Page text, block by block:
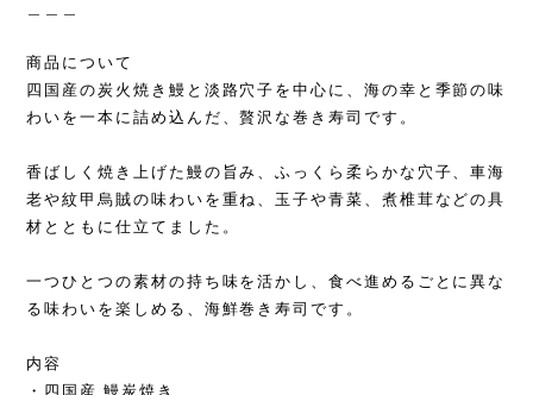
商品について
四国産の炭火焼き鰻と淡路穴子を中心に、海の幸と季節の味
わいを一本に詰め込んだ、贅沢な巻き寿司です。
香ばしく焼き上げた鰻の旨み、ふっくら柔らかな穴子、車海
老や紋甲烏賊の味わいを重ね、玉子や青菜、煮椎茸などの具
材とともに仕立てました。
一つひとつの素材の持ち味を活かし、食べ進めるごとに異な
る味わいを楽しめる、海鮮巻き寿司です。
内容
・四国産 鰻炭焼き